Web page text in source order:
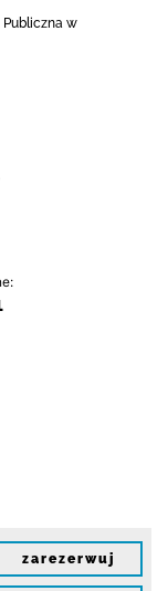
Publiczna w
zarezerwuj